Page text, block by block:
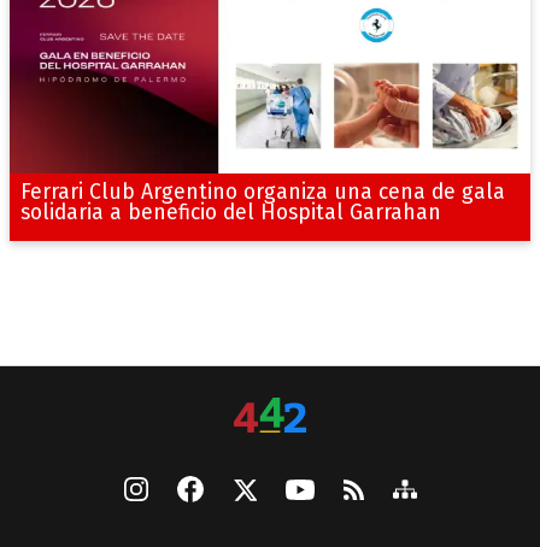
Ferrari Club Argentino organiza una cena de gala
solidaria a beneficio del Hospital Garrahan